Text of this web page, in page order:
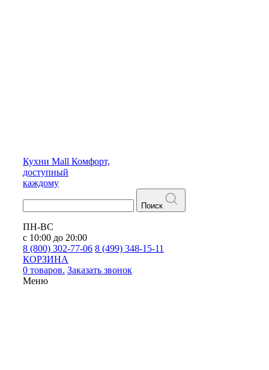
Кухни Mall Комфорт,
доступный
каждому
Поиск
ПН-ВС
с 10:00 до 20:00
8 (800) 302-77-06 8 (499) 348-15-11
КОРЗИНА
0 товаров. Заказать звонок
Меню